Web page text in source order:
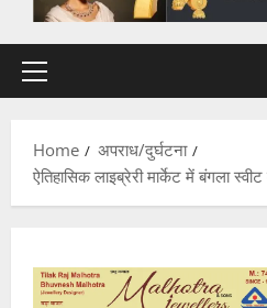
Primary
Home
अपराध/दुर्घटना
ऐतिहासिक लाइब्रेरी मार्केट में बंगला